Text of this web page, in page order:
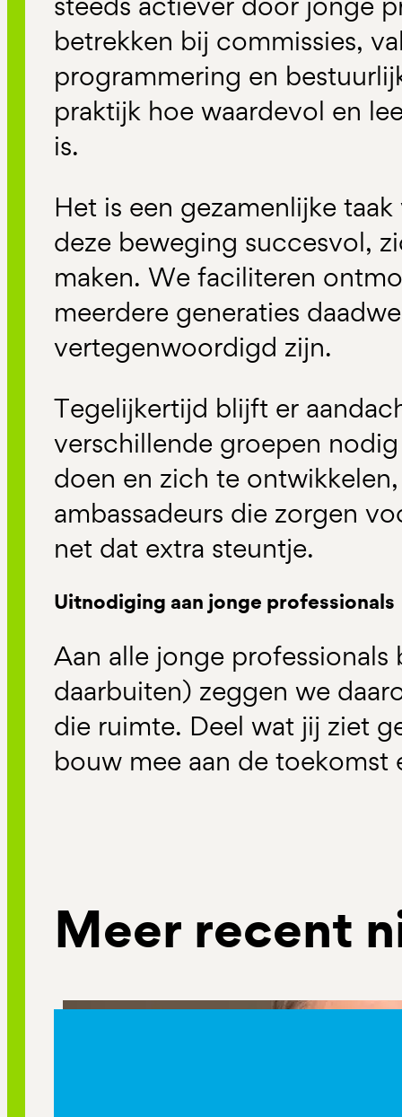
betrekken bij commissies,
programmering en
praktijk hoe waardevol en
is.
Het is een gezamenlijke
deze beweging succesvol,
maken. We faciliteren
meerdere generaties
vertegenwoordigd zijn.
Tegelijkertijd blijft er
verschillende groepen
doen en zich te
ambassadeurs die zorgen
net dat extra steuntje.
Uitnodiging aan jonge professionals
Aan alle jonge
daarbuiten) zeggen we
die ruimte. Deel wat jij ziet
bouw mee aan de toekomst
Meer recent